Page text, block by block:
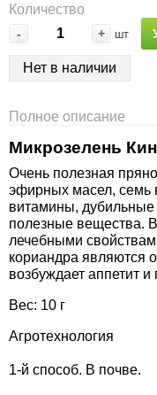
Количество
- + шт
Нет в наличии
Полное описание
Микрозелень
Очень полезная
эфирных масел, семь
витамины, дубильные
полезные вещества.
лечебными
кориандра являются
возбуждает аппетит
Вес: 10 г
Агротехнология
1-й способ. В почве.
Семена редьки
Семена салата
Семена свеклы
Семена сельдерея
Семена сидератов
Семена табака
Семена томатов
Семена газонной
Удобрения «Чистый
Средства защиты от
Средства защиты от
клещей, ос, мошек,
Средства защиты от
Средства защиты от
Средства защиты от